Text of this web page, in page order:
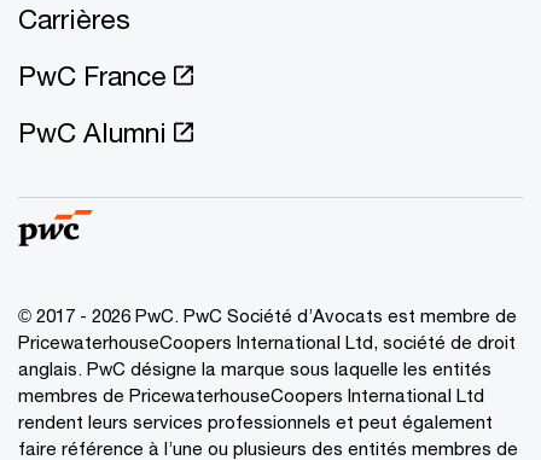
Carrières
PwC France
PwC Alumni
© 2017 - 2026 PwC. PwC Société d’Avocats est membre de
PricewaterhouseCoopers International Ltd, société de droit
anglais. PwC désigne la marque sous laquelle les entités
membres de PricewaterhouseCoopers International Ltd
rendent leurs services professionnels et peut également
faire référence à l’une ou plusieurs des entités membres de